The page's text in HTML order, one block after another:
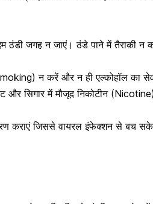
जगह न जाएं। ठंडे पाने में तैराकी न
न करें और न ही एल्कोहॉल का
और सिगार में मौजूदनिकोटीन (Nicotine)
कराएं जिससे वायरल इंफेक्शन से बच